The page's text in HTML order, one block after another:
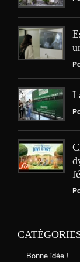
Bonne idée !